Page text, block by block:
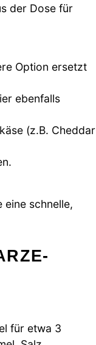
der Dose für
Option ersetzt
ebenfalls
(z.B. Cheddar
eine schnelle,
für etwa 3